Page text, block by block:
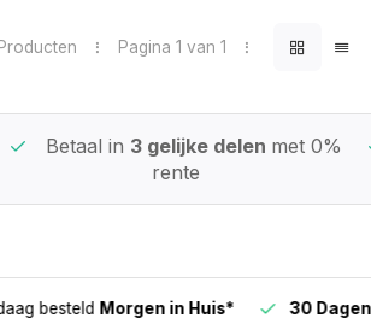
Pagina 1 van 1
Betaal in 3 gelijke delen met 0%
rente
Morgen in Huis* 30 Dagen